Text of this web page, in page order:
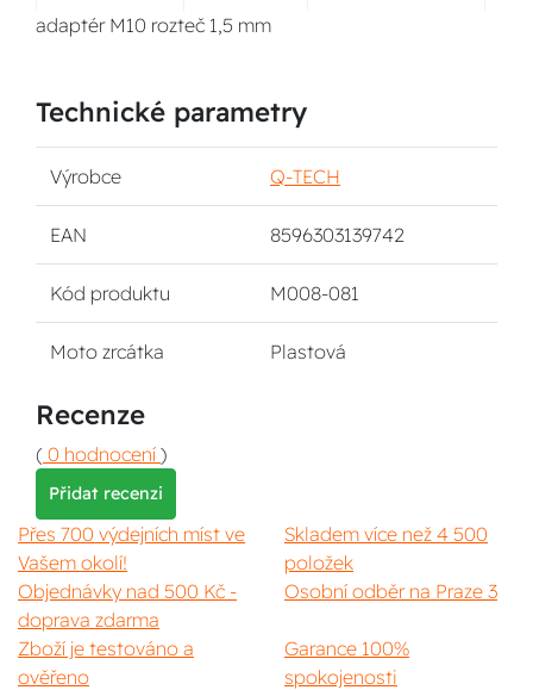
adaptér M10 rozteč 1,5 mm
Technické parametry
Výrobce Q-TECH
EAN 8596303139742
Kód produktu M008-081
Moto zrcátka Plastová
Recenze
( 0 hodnocení )
Přidat recenzi
Přes 700 výdejních míst ve
Vašem okolí!
Skladem více než 4 500
položek
Objednávky nad 500 Kč -
doprava zdarma
Osobní odběr na Praze 3
Zboží je testováno a
ověřeno
Garance 100%
spokojenosti